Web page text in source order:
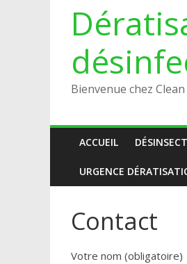
Bienvenue chez
ACCUEIL
URGENCE
Contact
Votre nom (obligatoire)